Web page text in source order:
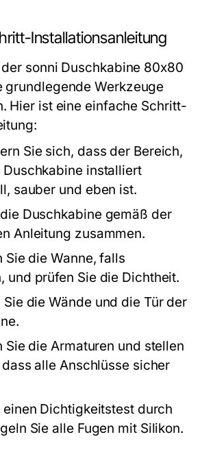
Installationsanleitung
sonni Duschkabine 80x80
grundlegende Werkzeuge
Hier ist eine einfache Schritt-
Sie sich, dass der Bereich,
Duschkabine installiert
sauber und eben ist.
Duschkabine gemäß der
Anleitung zusammen.
Sie die Wanne, falls
und prüfen Sie die Dichtheit.
Sie die Wände und die Tür der
Sie die Armaturen und stellen
alle Anschlüsse sicher
einen Dichtigkeitstest durch
Sie alle Fugen mit Silikon.